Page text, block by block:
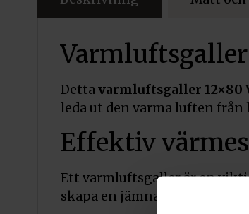
Dettavarmluftsgaller 12×80
leda ut den varma luften
Effektiv
Ett varmluftsgaller är en
skapa en jämnare